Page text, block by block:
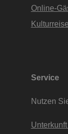
Online-
Service
Nutzen